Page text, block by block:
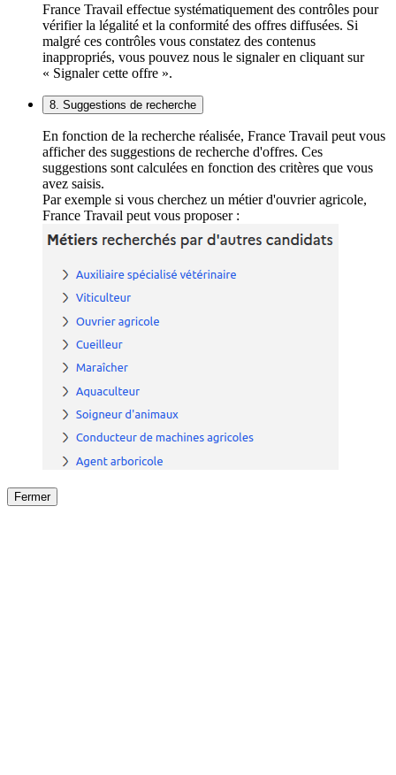
France Travail effectue systématiquement des contrôles pour
vérifier la légalité et la conformité des offres diffusées. Si
malgré ces contrôles vous constatez des contenus
inappropriés, vous pouvez nous le signaler en cliquant sur
« Signaler cette offre ».
8. Suggestions de recherche
En fonction de la recherche réalisée, France Travail peut vous
afficher des suggestions de recherche d'offres. Ces
suggestions sont calculées en fonction des critères que vous
avez saisis.
Par exemple si vous cherchez un métier d'ouvrier agricole,
France Travail peut vous proposer :
Fermer